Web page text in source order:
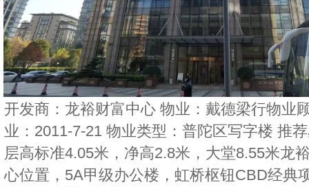
开发商：龙裕财富中心 物业：戴德梁行物业
业：2011-7-21 物业类型：普陀区写字楼 推
层高标准4.05米，净高2.8米，大堂8.55米龙
心位置，5A甲级办公楼，虹桥枢钮CBD经典